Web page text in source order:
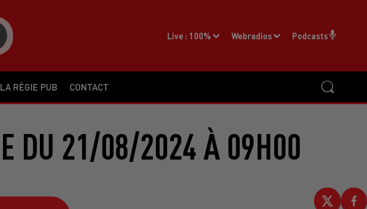
LA RÉGIE PUB CONTACT
Live : 100% Webradios Podcasts
DU 21/08/2024 À 09H00